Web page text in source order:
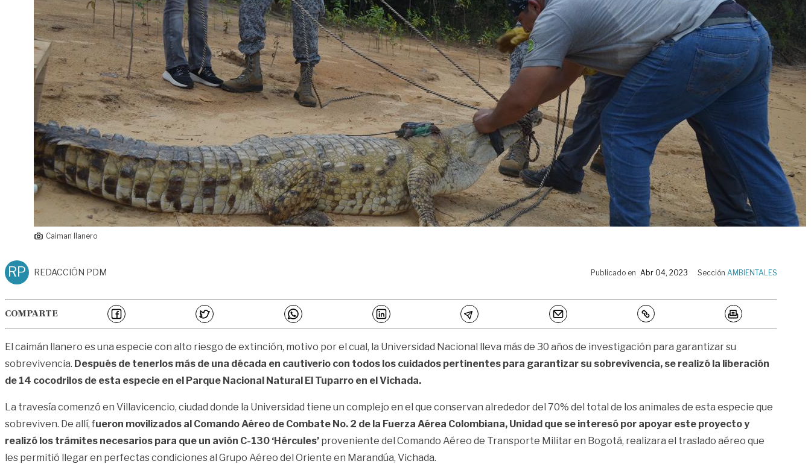
Caiman llanero
RP REDACCIÓN PDM Publicado en Abr 04, 2023 Sección AMBIENTALES
COMPARTE
El caimán llanero es una especie con alto riesgo de extinción, motivo por el cual, la Universidad Nacional lleva más de 30 años de investigación para garantizar su
sobrevivencia. Después de tenerlos más de una década en cautiverio con todos los cuidados pertinentes para garantizar su sobrevivencia, se realizó la liberación
de 14 cocodrilos de esta especie en el Parque Nacional Natural El Tuparro en el Vichada.
La travesía comenzó en Villavicencio, ciudad donde la Universidad tiene un complejo en el que conservan alrededor del 70% del total de los animales de esta especie que
sobreviven. De allí, fueron movilizados al Comando Aéreo de Combate No. 2 de la Fuerza Aérea Colombiana, Unidad que se interesó por apoyar este proyecto y
realizó los trámites necesarios para que un avión C-130 ‘Hércules’ proveniente del Comando Aéreo de Transporte Militar en Bogotá, realizara el traslado aéreo que
les permitió llegar en perfectas condiciones al Grupo Aéreo del Oriente en Marandúa, Vichada.